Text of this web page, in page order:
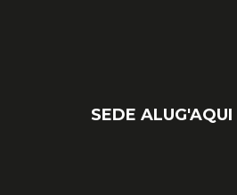
SEDE ALUG'AQUI